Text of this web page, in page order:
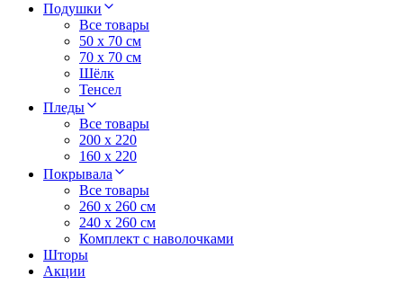
Подушки
Все товары
50 x 70 см
70 x 70 см
Шёлк
Тенсел
Пледы
Все товары
200 х 220
160 х 220
Покрывала
Все товары
260 x 260 см
240 х 260 см
Комплект с наволочками
Шторы
Акции